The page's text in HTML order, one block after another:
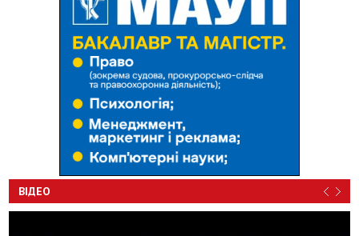
ВІДЕО